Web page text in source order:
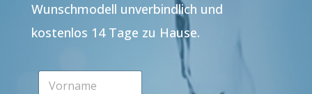
Wunschmodell unverbindlich und
kostenlos 14 Tage zu Hause.
V